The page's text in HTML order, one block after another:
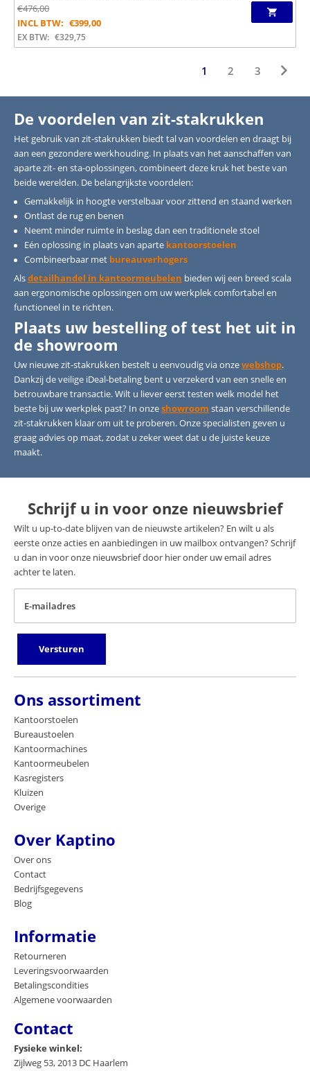
€476,00
INCL BTW: €399,00
EX BTW: €329,75
1 2 3
De voordelen van zit-stakrukken
Het gebruik van zit-stakrukken biedt tal van voordelen en draagt bij
aan een gezondere werkhouding. In plaats van het aanschaffen van
aparte zit- en sta-oplossingen, combineert deze kruk het beste van
beide werelden. De belangrijkste voordelen:
Gemakkelijk in hoogte verstelbaar voor zittend en staand werken
Ontlast de rug en benen
Neemt minder ruimte in beslag dan een traditionele stoel
Eén oplossing in plaats van aparte kantoorstoelen
Combineerbaar met bureauverhogers
Alsdetailhandel in kantoormeubelen bieden wij een breed scala
aan ergonomische oplossingen om uw werkplek comfortabel en
functioneel in te richten.
Plaats uw bestelling of test het uit in
de showroom
Uw nieuwe zit-stakrukken bestelt u eenvoudig via onzewebshop.
Dankzij de veilige iDeal-betaling bent u verzekerd van een snelle en
betrouwbare transactie. Wilt u liever eerst testen welk model het
beste bij uw werkplek past? In onzeshowroom staan verschillende
zit-stakrukken klaar om uit te proberen. Onze specialisten geven u
graag advies op maat, zodat u zeker weet dat u de juiste keuze
maakt.
Schrijf u in voor onze nieuwsbrief
Wilt u up-to-date blijven van de nieuwste artikelen? En wilt u als
eerste onze acties en aanbiedingen in uw mailbox ontvangen? Schrijf
u dan in voor onze nieuwsbrief door hier onder uw email adres
achter te laten.
E-mailadres
Versturen
Ons assortiment
Kantoorstoelen
Bureaustoelen
Kantoormachines
Kantoormeubelen
Kasregisters
Kluizen
Overige
Over Kaptino
Over ons
Contact
Bedrijfsgegevens
Blog
Informatie
Retourneren
Leveringsvoorwaarden
Betalingscondities
Algemene voorwaarden
Contact
Fysieke winkel:
Zijlweg 53, 2013 DC Haarlem